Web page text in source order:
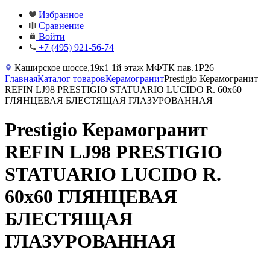
Избранное
Сравнение
Войти
+7 (495) 921-56-74
Каширское шоссе,19к1 1й этаж МФТК пав.1Р26
ГлавнаяКаталог товаровКерамогранитPrestigio Керамогранит
REFIN LJ98 PRESTIGIO STATUARIO LUCIDO R. 60x60
ГЛЯНЦЕВАЯ БЛЕСТЯЩАЯ ГЛАЗУРОВАННАЯ
Prestigio Керамогранит
REFIN LJ98 PRESTIGIO
STATUARIO LUCIDO R.
60x60 ГЛЯНЦЕВАЯ
БЛЕСТЯЩАЯ
ГЛАЗУРОВАННАЯ